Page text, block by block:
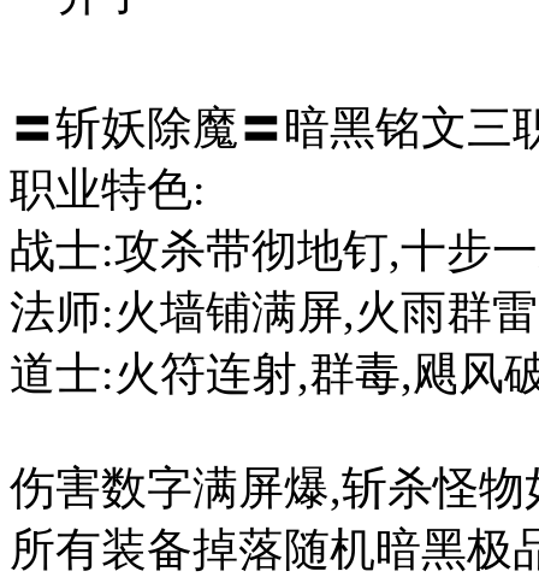
〓斩妖除魔〓暗黑铭文
职业特色
战士:攻杀带彻地钉,十步
法师:火墙铺满屏,火雨群
道士:火符连射,群毒,飓风
伤害数字满屏爆,斩杀怪物
所有装备掉落随机暗黑极